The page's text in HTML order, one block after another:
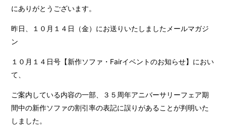
にありがとうございます。
昨日、１０月１４日（金）にお送りいたしましたメールマガジ
ン
１０月１４日号【新作ソファ・Fairイベントのお知らせ】におい
て、
ご案内している内容の一部、３５周年アニバーサリーフェア期
間中の新作ソファの割引率の表記に誤りがあることが判明いた
しました。